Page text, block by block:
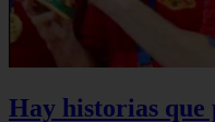
Hay historias que